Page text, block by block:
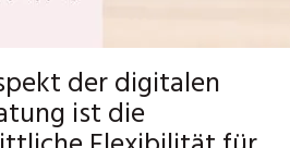
der digitalen
ist die